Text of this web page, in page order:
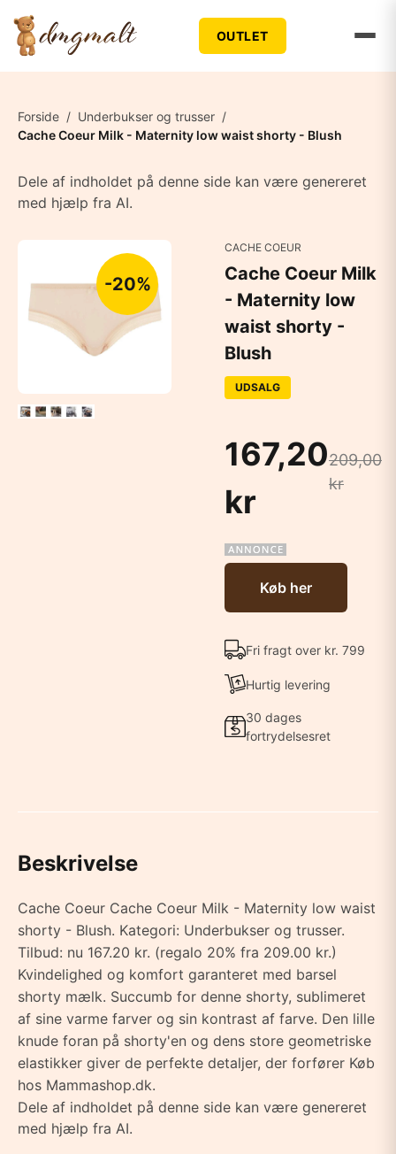
OUTLET
Forside / Underbukser og trusser /
Cache Coeur Milk - Maternity low waist shorty - Blush
Dele af indholdet på denne side kan være genereret
med hjælp fra AI.
-20%
CACHE COEUR
Cache Coeur Milk
- Maternity low
waist shorty -
Blush
UDSALG
167,20
kr
209,00
kr
Køb her
Fri fragt over kr. 799
Hurtig levering
30 dages
fortrydelsesret
Beskrivelse
Cache Coeur Cache Coeur Milk - Maternity low waist
shorty - Blush. Kategori: Underbukser og trusser.
Tilbud: nu 167.20 kr. (regalo 20% fra 209.00 kr.)
Kvindelighed og komfort garanteret med barsel
shorty mælk. Succumb for denne shorty, sublimeret
af sine varme farver og sin kontrast af farve. Den lille
knude foran på shorty'en og dens store geometriske
elastikker giver de perfekte detaljer, der forfører Køb
hos Mammashop.dk.
Dele af indholdet på denne side kan være genereret
med hjælp fra AI.